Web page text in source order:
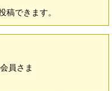
できます。
員さま